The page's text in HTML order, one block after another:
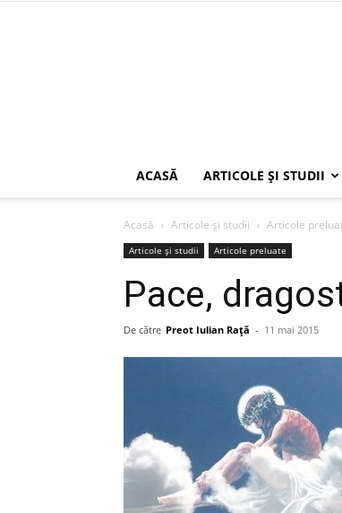
ACASĂ ARTICOLE ŞI STUDII
Acasă Articole şi studii Articole
Articole şi studii Articole preluate
Pace,
De către Preot Iulian Raţă - 11 mai 2015